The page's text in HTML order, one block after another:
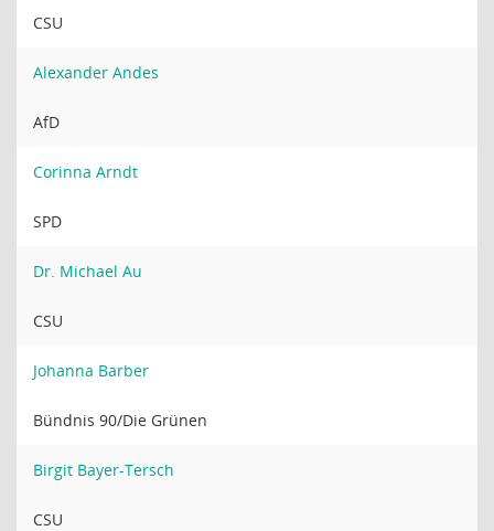
CSU
Alexander Andes
AfD
Corinna Arndt
SPD
Dr. Michael Au
CSU
Johanna Barber
Bündnis 90/Die Grünen
Birgit Bayer-Tersch
CSU